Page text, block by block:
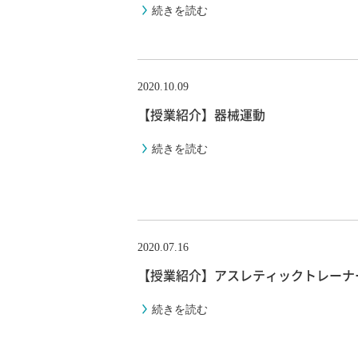
続きを読む
2020.10.09
【授業紹介】器械運動
続きを読む
2020.07.16
【授業紹介】アスレティックトレー
続きを読む